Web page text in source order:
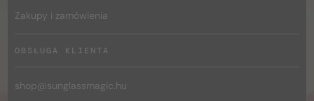
Zakupy i zamówienia
OBSŁUGA KLIENTA
shop@sunglassmagic.hu